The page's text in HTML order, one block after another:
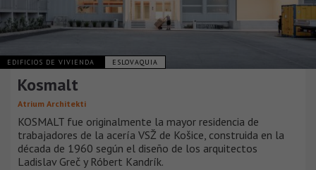
EDIFICIOS DE VIVIENDA ESLOVAQUIA
Kosmalt
Atrium Architekti
KOSMALT fue originalmente la mayor residencia de
trabajadores de la acería VSŽ de Košice, construida en la
década de 1960 según el diseño de los arquitectos
Ladislav Greč y Róbert Kandrík.